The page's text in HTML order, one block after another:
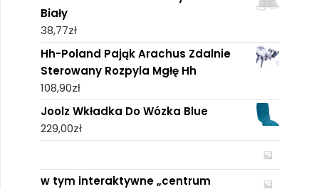
Biały
38,77zł
Hh-Poland Pająk Arachus Zdalnie
Sterowany Rozpyla Mgłę Hh
108,90zł
Joolz Wkładka Do Wózka Blue
229,00zł
w tym interaktywne „centrum